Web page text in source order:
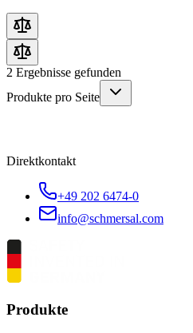
2 Ergebnisse gefunden
Produkte pro Seite
Direktkontakt
+49 202 6474-0
info@schmersal.com
Produkte